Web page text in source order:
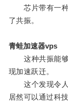
芯片带有一种
了共振。
青蛙加速器vps
这种共振能够
现加速跃迁。
这个发现令人
居然可以通过科